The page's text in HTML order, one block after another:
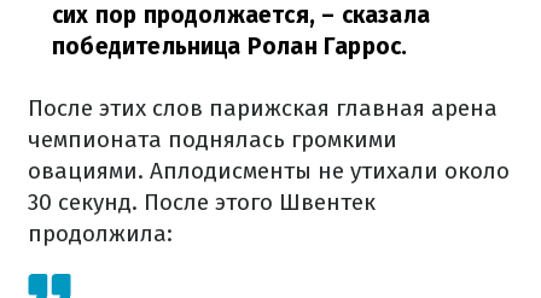
сих пор продолжается, – сказала
победительница Ролан Гаррос.
После этих слов парижская главная арена
чемпионата поднялась громкими
овациями. Аплодисменты не утихали около
30 секунд. После этого Швентек
продолжила: